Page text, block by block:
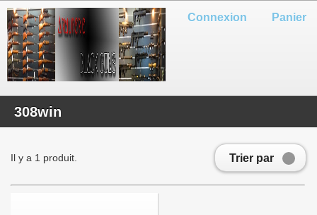
Panier
Connexion
308win
Trier par
Il y a 1 produit.